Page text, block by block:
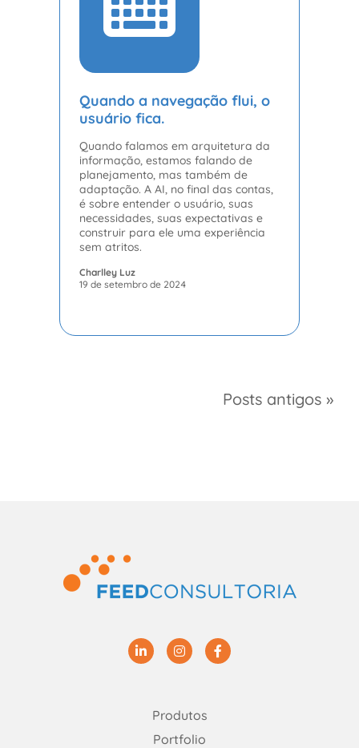
Quando a navegação flui, o
usuário fica.
Quando falamos em arquitetura da
informação, estamos falando de
planejamento, mas também de
adaptação. A AI, no final das contas,
é sobre entender o usuário, suas
necessidades, suas expectativas e
construir para ele uma experiência
sem atritos.
Charlley Luz
19 de setembro de 2024
Posts antigos
Produtos
Portfolio